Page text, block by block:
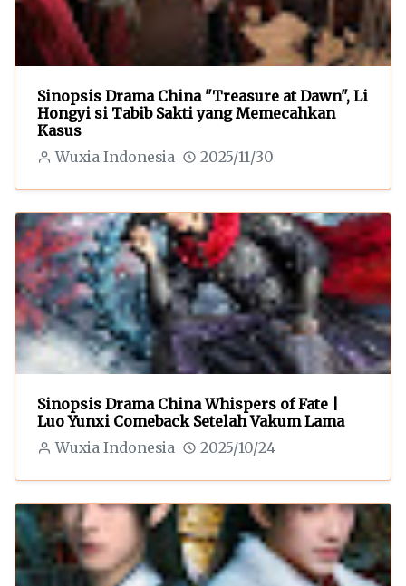
Sinopsis Drama China "Treasure at Dawn", Li
Hongyi si Tabib Sakti yang Memecahkan
Kasus
Wuxia Indonesia 2025/11/30
Sinopsis Drama China Whispers of Fate |
Luo Yunxi Comeback Setelah Vakum Lama
Wuxia Indonesia 2025/10/24